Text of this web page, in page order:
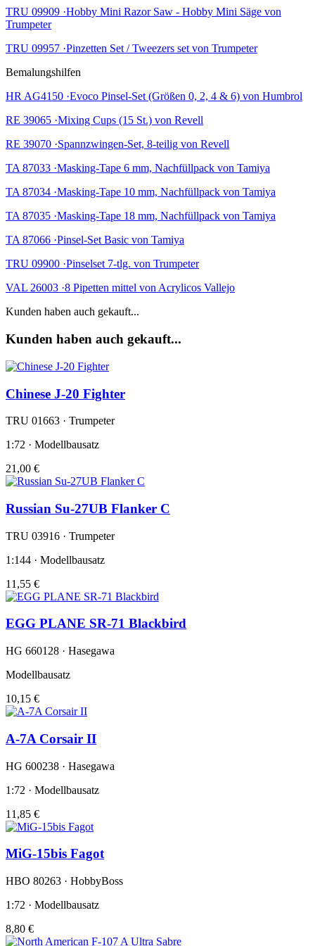
TRU 09909 ·Hobby Mini Razor Saw - Hobby Mini Säge von
Trumpeter
TRU 09957 ·Pinzetten Set / Tweezers set von Trumpeter
Bemalungshilfen
HR AG4150 ·Evoco Pinsel-Set (Größen 0, 2, 4 & 6) von Humbrol
RE 39065 ·Mixing Cups (15 St.) von Revell
RE 39070 ·Spannzwingen-Set, 8-teilig von Revell
TA 87033 ·Masking-Tape 6 mm, Nachfüllpack von Tamiya
TA 87034 ·Masking-Tape 10 mm, Nachfüllpack von Tamiya
TA 87035 ·Masking-Tape 18 mm, Nachfüllpack von Tamiya
TA 87066 ·Pinsel-Set Basic von Tamiya
TRU 09900 ·Pinselset 7-tlg. von Trumpeter
VAL 26003 ·8 Pipetten mittel von Acrylicos Vallejo
Kunden haben auch gekauft...
Kunden haben auch gekauft...
Chinese J-20 Fighter
TRU 01663 · Trumpeter
1:72 · Modellbausatz
21,00 €
Russian Su-27UB Flanker C
TRU 03916 · Trumpeter
1:144 · Modellbausatz
11,55 €
EGG PLANE SR-71 Blackbird
HG 660128 · Hasegawa
Modellbausatz
10,15 €
A-7A Corsair II
HG 600238 · Hasegawa
1:72 · Modellbausatz
11,85 €
MiG-15bis Fagot
HBO 80263 · HobbyBoss
1:72 · Modellbausatz
8,80 €